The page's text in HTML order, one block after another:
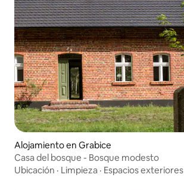
Alojamiento en Grabice
Casa del bosque - Bosque modesto
Ubicación · Limpieza · Espacios exteriores